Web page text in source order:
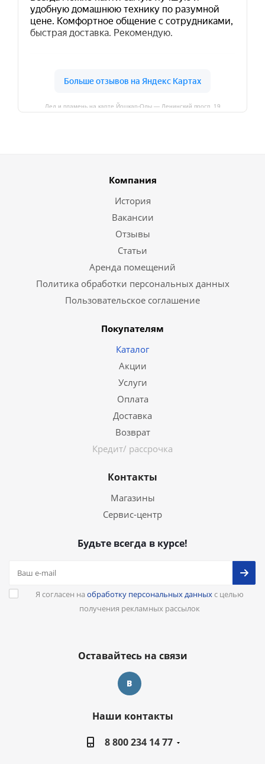
Лед и пламень на карте Йошкар‑Олы — Ленинский просп.,19
Компания
История
Вакансии
Отзывы
Статьи
Аренда помещений
Политика обработки персональных данных
Пользовательское соглашение
Покупателям
Каталог
Акции
Услуги
Оплата
Доставка
Возврат
Кредит/ рассрочка
Контакты
Магазины
Сервис-центр
Будьте всегда в курсе!
Я согласен на обработку персональных данныхс целью
получения рекламных рассылок
Оставайтесь на связи
Наши контакты
8 800 234 14 77